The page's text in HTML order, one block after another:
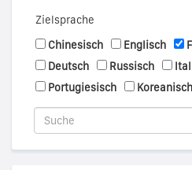
Zielsprache
Chinesisch
Englisch
Deutsch
Russisch
Portugiesisch
Koreanisch